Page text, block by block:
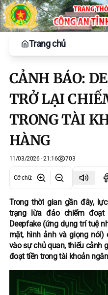
Trang chủ
CẢNH BÁO:
TRỞ LẠI
TRONG TÀI
HÀNG
11/03/2026 - 21:16 703
Cỡ chữ:
Trong thời gian gần đây,
trạng lừa đảo chiếm
Deepfake (ứng dụng trí tuệ
mặt, hình ảnh và giọng nói)
vào sự chủ quan, thiếu cảnh
đoạt tiền trong tài khoản